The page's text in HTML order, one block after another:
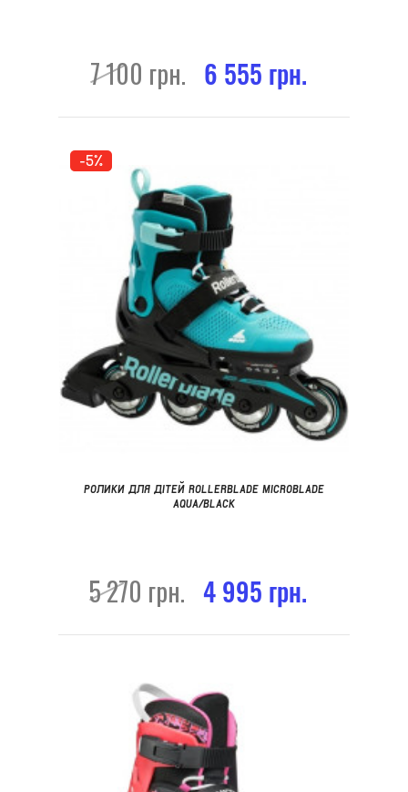
7 100 грн. 6 555 грн.
-5%
РОЛИКИ ДЛЯ ДІТЕЙ ROLLERBLADE MICROBLADE
AQUA/BLACK
5 270 грн. 4 995 грн.